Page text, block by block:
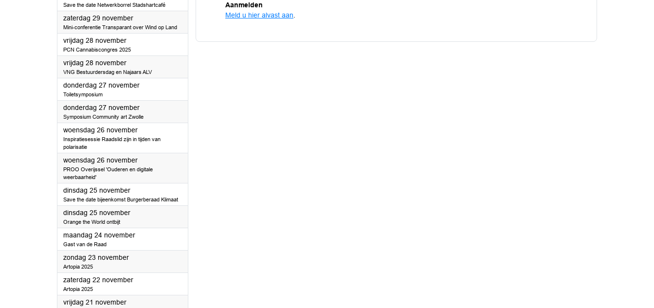
Save the date Netwerkborrel Stadshartcafé
zaterdag 29 november2025
Mini-conferentie Transparant over Wind op Land
vrijdag 28 november2025
PCN Cannabiscongres 2025
vrijdag 28 november2025
VNG Bestuurdersdag en Najaars ALV
donderdag 27 november2025
Toiletsymposium
donderdag 27 november2025
Symposium Community art Zwolle
woensdag 26 november2025
Inspiratiesessie Raadslid zijn in tijden van
polarisatie
woensdag 26 november2025
PROO Overijssel 'Ouderen en digitale
weerbaarheid'
dinsdag 25 november2025
Save the date bijeenkomst Burgerberaad Klimaat
dinsdag 25 november2025
Orange the World ontbijt
maandag 24 november2025
Gast van de Raad
zondag 23 november2025
Artopia 2025
zaterdag 22 november2025
Artopia 2025
vrijdag 21 november2025
Aanmelden
Meld u hier alvast aan